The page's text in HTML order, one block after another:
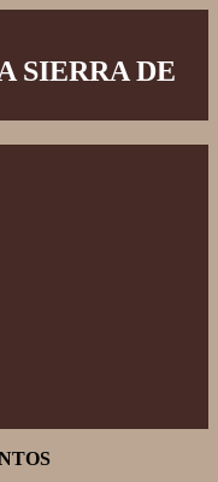
SIERRA DE